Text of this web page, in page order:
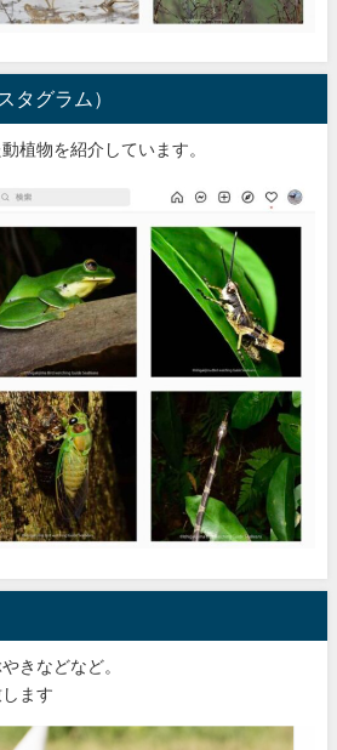
タグラム）
植物を紹介しています。
きなどなど。
ます